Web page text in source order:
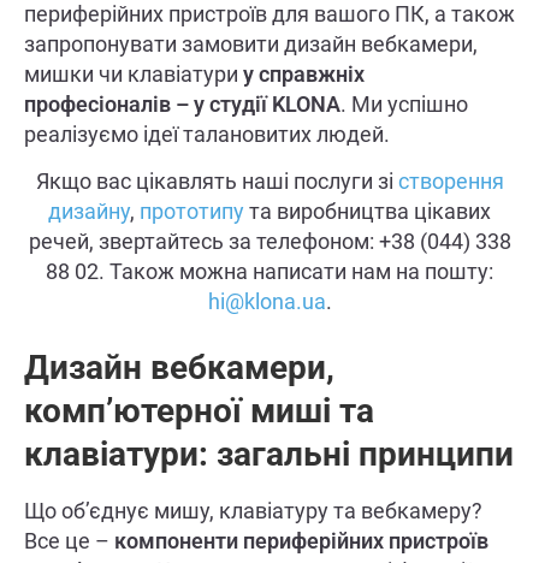
периферійних пристроїв для вашого ПК, а також
запропонувати замовити дизайн вебкамери,
мишки чи клавіатури у справжніх
професіоналів – у студії KLONA. Ми успішно
реалізуємо ідеї талановитих людей.
Якщо вас цікавлять наші послуги зі створення
дизайну, прототипута виробництва цікавих
речей, звертайтесь за телефоном: +38 (044) 338
88 02. Також можна написати нам на пошту:
hi@klona.ua.
Дизайн вебкамери,
комп’ютерної миші та
клавіатури: загальні принципи
Що об’єднує мишу, клавіатуру та вебкамеру?
Все це – компоненти периферійних пристроїв